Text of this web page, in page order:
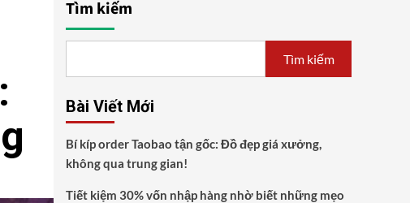
Tìm kiếm
Tìm kiếm
Bài Viết Mới
Bí kíp order Taobao tận gốc: Đồ đẹp giá xưởng,
không qua trung gian!
Tiết kiệm 30% vốn nhập hàng nhờ biết những mẹo